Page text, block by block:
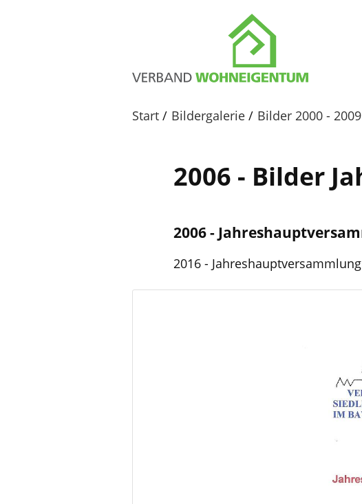
Start Bildergalerie Bilder 2000 - 2009
2006 - Bilder
2006 -
2016 - Jahreshauptversammlung